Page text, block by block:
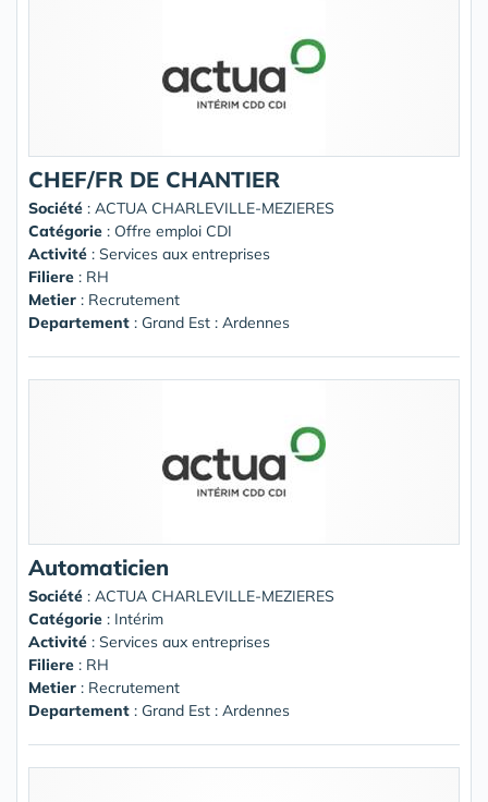
CHEF/FR DE CHANTIER
Société : ACTUA CHARLEVILLE-MEZIERES
Catégorie : Offre emploi CDI
Activité : Services aux entreprises
Filiere : RH
Metier : Recrutement
Departement : Grand Est : Ardennes
Automaticien
Société : ACTUA CHARLEVILLE-MEZIERES
Catégorie : Intérim
Activité : Services aux entreprises
Filiere : RH
Metier : Recrutement
Departement : Grand Est : Ardennes